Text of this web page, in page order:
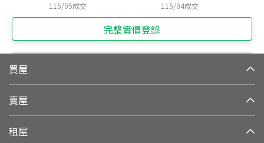
115/05成交 115/04成交
完整實價登錄
買屋
賣屋
租屋